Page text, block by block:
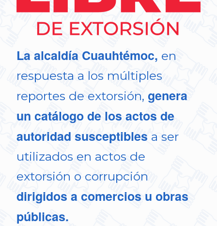
La alcaldía Cuauhtémoc, en
respuesta a los múltiples
reportes de extorsión, genera
un catálogo de los actos de
autoridad susceptibles a ser
utilizados en actos de
extorsión o corrupción
dirigidos a comercios u obras
públicas.